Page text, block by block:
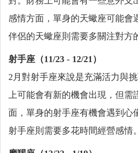
感情方面，單身的天蠍座可能會
伴侶的天蠍座則需要多關注對方
射手座（11/23 - 12/21）
2月對射手座來說是充滿活力與
上可能會有新的機會出現，但需
面，單身的射手座有機會遇到心
射手座則需要多花時間經營感情。